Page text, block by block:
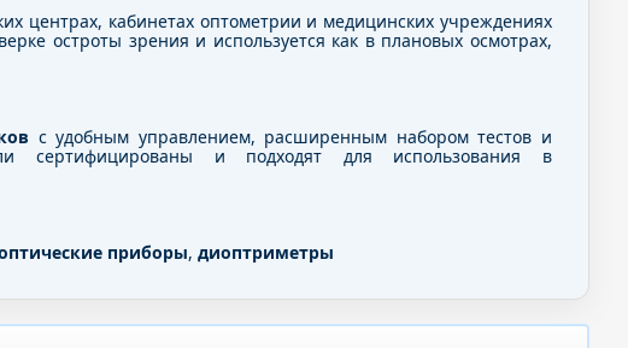
центрах, кабинетах оптометрии и медицинских учреждениях
остроты зрения и используется как в плановых осмотрах,
с удобным управлением, расширенным набором тестов и
сертифицированы и подходят для использования в
приборы, диоптриметры